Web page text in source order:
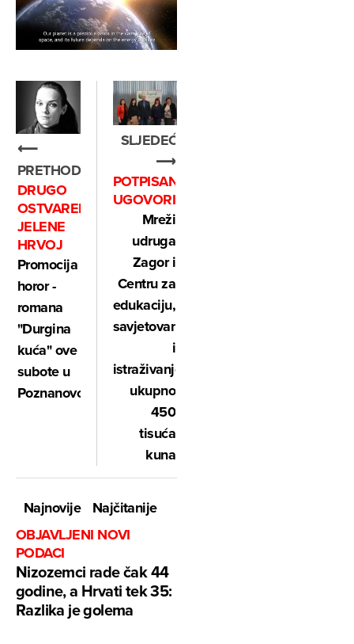
⟵
PRETHODNO
DRUGO
OSTVARENJE
JELENE
HRVOJ
Promocija
horor -
romana
"Durgina
kuća" ove
subote u
Poznanovcu
SLJEDEĆE
⟶
POTPISANI
UGOVORI
Mreži
udruga
Zagor i
Centru za
edukaciju,
savjetovanje
i
istraživanje
ukupno
450
tisuća
kuna
Najnovije
Najčitanije
OBJAVLJENI NOVI
PODACI
Nizozemci rade čak 44
godine, a Hrvati tek 35:
Razlika je golema